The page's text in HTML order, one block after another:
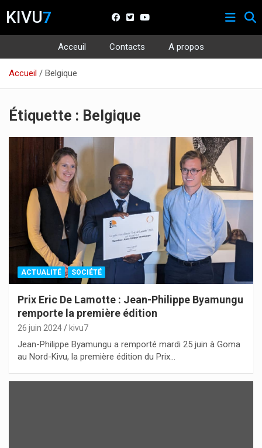
KIVU7
Acceuil Contacts
A propos
contenu
Accueil Belgique
Étiquette : Belgique
ACTUALITÉ SOCIÉTÉ
Prix Eric De Lamotte : Jean-Philippe Byamungu
remporte la première édition
26 juin 2024 kivu7
Jean-Philippe Byamungu a remporté mardi 25 juin à Goma
au Nord-Kivu, la première édition du Prix…